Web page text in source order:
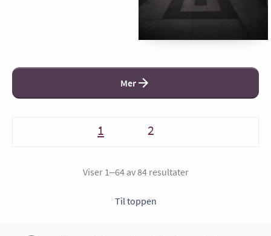
Mer
1 2
Viser 1–64 av 84 resultater
Til toppen